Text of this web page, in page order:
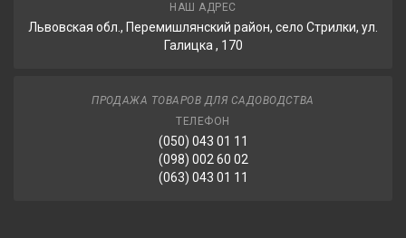
НАШ АДРЕС
Львовская обл., Перемишлянский район, село Стрилки, ул.
Галицка , 170
ПРОДАЖА ТОВАРОВ ДЛЯ САДОВОДСТВА
ТЕЛЕФОН
(050) 043 01 11
(098) 002 60 02
(063) 043 01 11